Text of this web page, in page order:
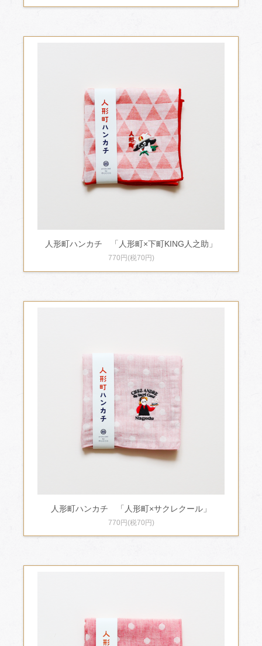
人形町ハンカチ 「人形町×下町KING人之助」
770円(税70円)
人形町ハンカチ 「人形町×サクレクール」
770円(税70円)